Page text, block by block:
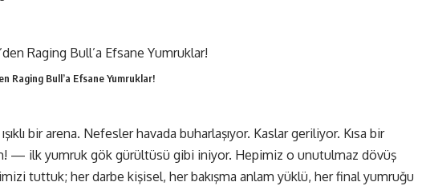
Raging Bull’a Efsane Yumruklar!
bir arena. Nefesler havada buharlaşıyor. Kaslar geriliyor. Kısa bir
— ilk yumruk gök gürültüsü gibi iniyor. Hepimiz o unutulmaz dövüş
tuttuk; her darbe kişisel, her bakışma anlam yüklü, her final yumruğu